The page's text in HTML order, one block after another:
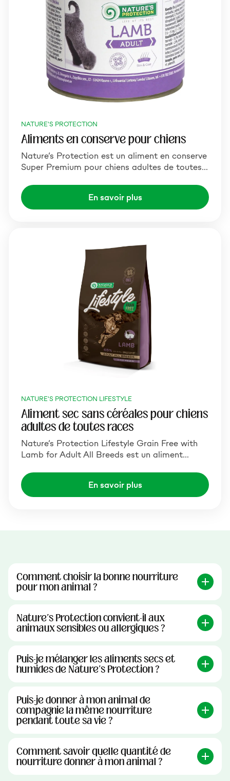
NATURE'S PROTECTION
Aliments en conserve pour chiens
Nature’s Protection est un aliment en conserve
Super Premium pour chiens adultes de toutes…
En savoir plus
NATURE'S PROTECTION LIFESTYLE
Aliment sec sans céréales pour chiens
adultes de toutes races
Nature’s Protection Lifestyle Grain Free with
Lamb for Adult All Breeds est un aliment…
En savoir plus
Comment choisir la bonne nourriture
pour mon animal ?
Nature's Protection convient-il aux
animaux sensibles ou allergiques ?
Puis-je mélanger les aliments secs et
humides de Nature's Protection ?
Puis-je donner à mon animal de
compagnie la même nourriture
pendant toute sa vie ?
Comment savoir quelle quantité de
nourriture donner à mon animal ?